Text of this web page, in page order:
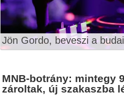
Jön Gordo, beveszi a
MNB-botrány: mintegy
zároltak, új szakaszba